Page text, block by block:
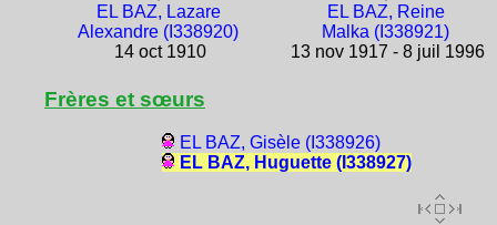
EL BAZ, Lazare
Alexandre (I338920)
14 oct 1910
EL BAZ, Reine
Malka (I338921)
13 nov 1917 - 8 juil 1996
Frères et sœurs
EL BAZ, Gisèle (I338926)
EL BAZ, Huguette (I338927)